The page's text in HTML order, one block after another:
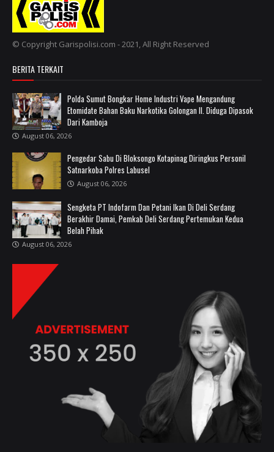
© Copyright Garispolisi.com - 2021, All Right Reserved
BERITA TERKAIT
Polda Sumut Bongkar Home Industri Vape Mengandung
Etomidate Bahan Baku Narkotika Golongan II. Diduga Dipasok
Dari Kamboja
August 06, 2026
Pengedar Sabu Di Bloksongo Kotapinag Diringkus ‎Personil
Satnarkoba Polres Labusel
August 06, 2026
Sengketa PT Indofarm Dan Petani Ikan Di Deli Serdang
Berakhir Damai, Pemkab Deli Serdang Pertemukan Kedua
Belah Pihak
August 06, 2026